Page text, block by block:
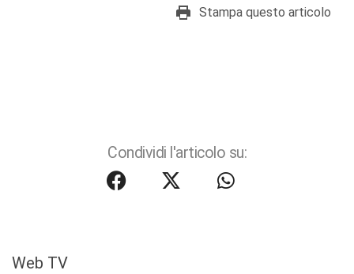
Stampa questo articolo
Condividi l'articolo su:
Web TV